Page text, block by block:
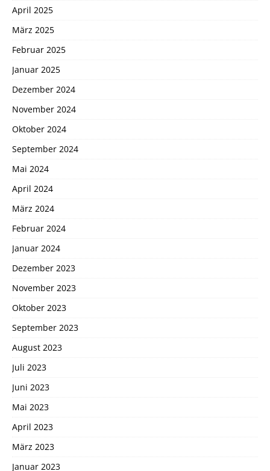
April 2025
März 2025
Februar 2025
Januar 2025
Dezember 2024
November 2024
Oktober 2024
September 2024
Mai 2024
April 2024
März 2024
Februar 2024
Januar 2024
Dezember 2023
November 2023
Oktober 2023
September 2023
August 2023
Juli 2023
Juni 2023
Mai 2023
April 2023
März 2023
Januar 2023